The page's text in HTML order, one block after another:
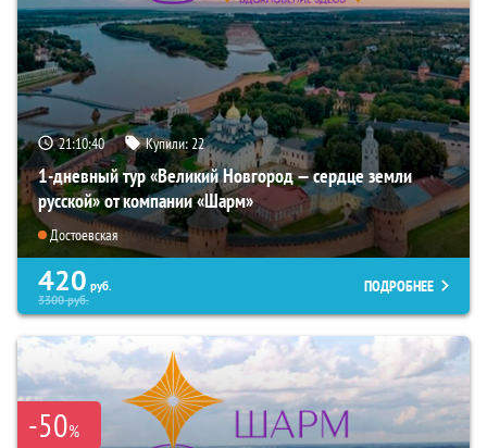
21:10:39 Купили:22
1-дневный тур «Великий Новгород — сердце земли
русской» от компании «Шарм»
Достоевская
420 руб.
3300руб.
ПОДРОБНЕЕ
-50%